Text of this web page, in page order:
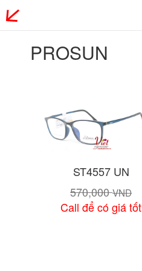
PROSUN
ST4557 UN
570,000VND
Call để có giá tốt